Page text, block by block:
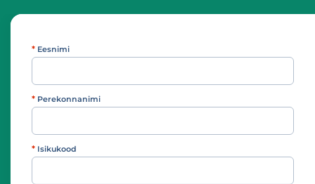
* Eesnimi
* Perekonnanimi
* Isikukood